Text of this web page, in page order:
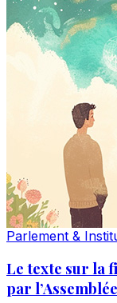
Parlement &
Le texte sur la
par